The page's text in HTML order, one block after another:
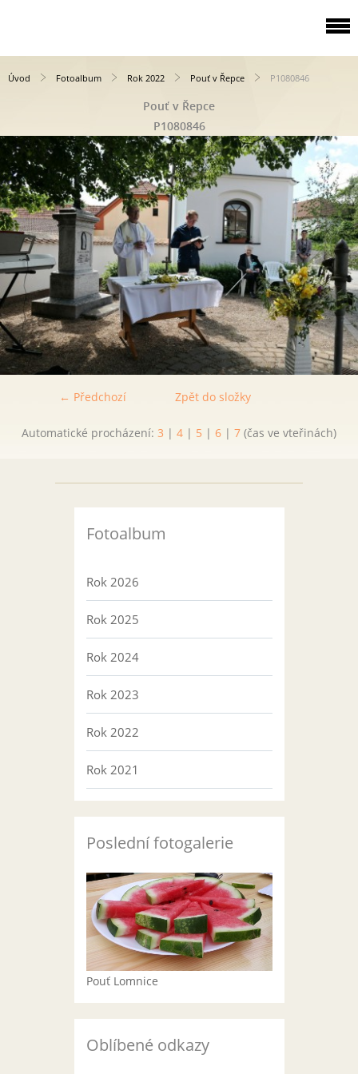
Úvod Fotoalbum Rok 2022 Pouť v Řepce P1080846
Pouť v Řepce
P1080846
← Předchozí Zpět do složky
Automatické procházení: 3 | 4 | 5 | 6 | 7 (čas ve vteřinách)
Fotoalbum
Rok 2026
Rok 2025
Rok 2024
Rok 2023
Rok 2022
Rok 2021
Poslední fotogalerie
Pouť Lomnice
Oblíbené odkazy